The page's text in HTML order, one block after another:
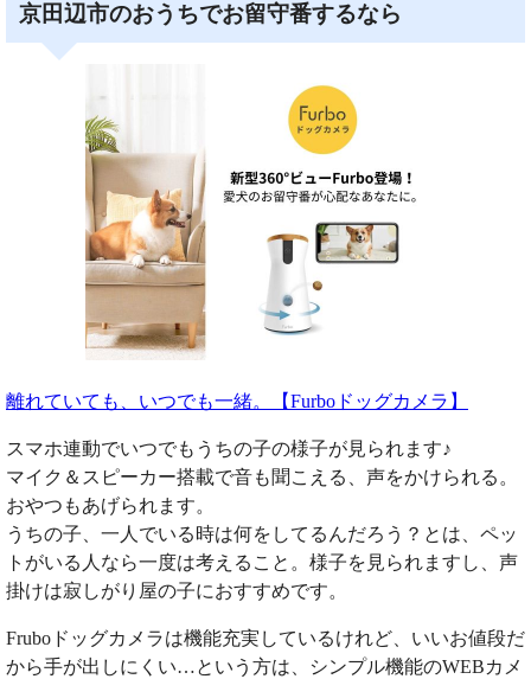
京田辺市のおうちでお留守番するなら
離れていても、いつでも一緒。【Furboドッグカメラ】
スマホ連動でいつでもうちの子の様子が見られます♪
マイク＆スピーカー搭載で音も聞こえる、声をかけられる。
おやつもあげられます。
うちの子、一人でいる時は何をしてるんだろう？とは、ペッ
トがいる人なら一度は考えること。様子を見られますし、声
掛けは寂しがり屋の子におすすめです。
Fruboドッグカメラは機能充実しているけれど、いいお値段だ
から手が出しにくい…という方は、シンプル機能のWEBカメ